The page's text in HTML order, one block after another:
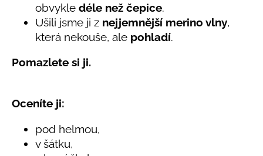
hvězdiček.
obvykle déle než čepice.
Ušili jsme ji z nejjemnější merino vlny,
která nekouše, ale pohladí.
Pomazlete si ji.
Oceníte ji:
pod helmou,
v šátku,
LETNÍ
RYCHLESCHNOUCÍ
KORÁLKY